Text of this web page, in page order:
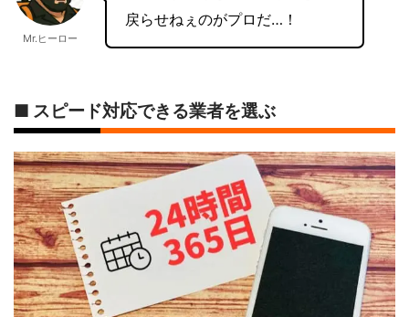
Mr.ヒーロー
戻らせねぇのがプロだ…！
■ スピード対応できる業者を選ぶ